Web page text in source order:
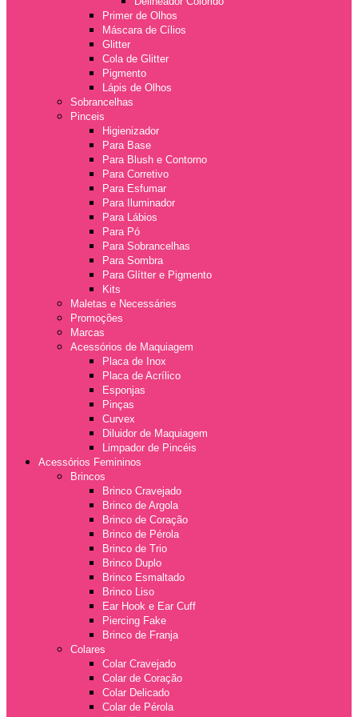
Primer de Olhos
Máscara de Cílios
Glitter
Cola de Glitter
Pigmento
Lápis de Olhos
Sobrancelhas
Pinceis
Higienizador
Para Base
Para Blush e Contorno
Para Corretivo
Para Esfumar
Para Iluminador
Para Lábios
Para Pó
Para Sobrancelhas
Para Sombra
Para Glítter e Pigmento
Kits
Maletas e Necessáries
Promoções
Marcas
Acessórios de Maquiagem
Placa de Inox
Placa de Acrílico
Esponjas
Pinças
Curvex
Diluidor de Maquiagem
Limpador de Pincéis
Acessórios Femininos
Brincos
Brinco Cravejado
Brinco de Argola
Brinco de Coração
Brinco de Pérola
Brinco de Trio
Brinco Duplo
Brinco Esmaltado
Brinco Liso
Ear Hook e Ear Cuff
Piercing Fake
Brinco de Franja
Colares
Colar Cravejado
Colar de Coração
Colar Delicado
Colar de Pérola